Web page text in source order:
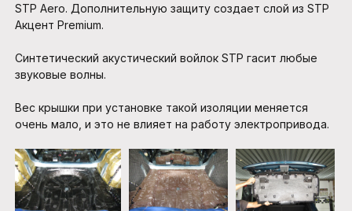
STP Aero. Дополнительную защиту создает слой из STP
Акцент Premium.
Синтетический акустический войлок STP гасит любые
звуковые волны.
Вес крышки при установке такой изоляции меняется
очень мало, и это не влияет на работу электропривода.